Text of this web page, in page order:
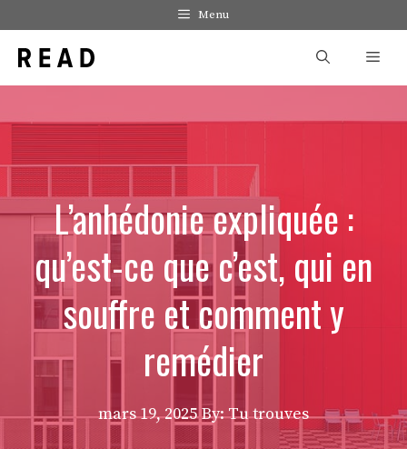
au
contenu
Menu
L’anhédonie expliquée :
qu’est-ce que c’est, qui en
souffre et comment y
remédier
mars 19, 2025 By: Tu trouves